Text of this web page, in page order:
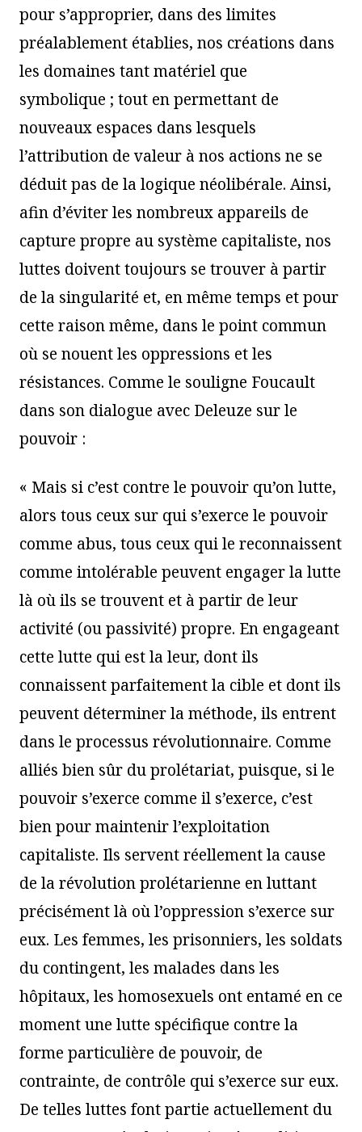
pour s’approprier, dans des limites
préalablement établies, nos créations dans
les domaines tant matériel que
symbolique ; tout en permettant de
nouveaux espaces dans lesquels
l’attribution de valeur à nos actions ne se
déduit pas de la logique néolibérale. Ainsi,
afin d’éviter les nombreux appareils de
capture propre au système capitaliste, nos
luttes doivent toujours se trouver à partir
de la singularité et, en même temps et pour
cette raison même, dans le point commun
où se nouent les oppressions et les
résistances. Comme le souligne Foucault
dans son dialogue avec Deleuze sur le
pouvoir :
« Mais si c’est contre le pouvoir qu’on lutte,
alors tous ceux sur qui s’exerce le pouvoir
comme abus, tous ceux qui le reconnaissent
comme intolérable peuvent engager la lutte
là où ils se trouvent et à partir de leur
activité (ou passivité) propre. En engageant
cette lutte qui est la leur, dont ils
connaissent parfaitement la cible et dont ils
peuvent déterminer la méthode, ils entrent
dans le processus révolutionnaire. Comme
alliés bien sûr du prolétariat, puisque, si le
pouvoir s’exerce comme il s’exerce, c’est
bien pour maintenir l’exploitation
capitaliste. Ils servent réellement la cause
de la révolution prolétarienne en luttant
précisément là où l’oppression s’exerce sur
eux. Les femmes, les prisonniers, les soldats
du contingent, les malades dans les
hôpitaux, les homosexuels ont entamé en ce
moment une lutte spécifique contre la
forme particulière de pouvoir, de
contrainte, de contrôle qui s’exerce sur eux.
De telles luttes font partie actuellement du